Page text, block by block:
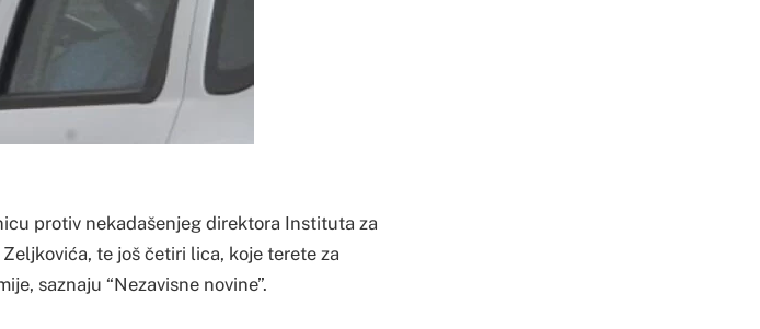
protiv nekadašenjeg direktora Instituta za
te još četiri lica, koje terete za
saznaju “Nezavisne novine”.